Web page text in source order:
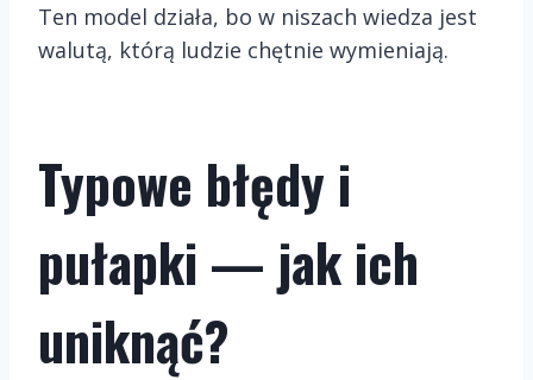
Ten model działa, bo w niszach wiedza jest
walutą, którą ludzie chętnie wymieniają.
Typowe błędy i
pułapki — jak ich
uniknąć?